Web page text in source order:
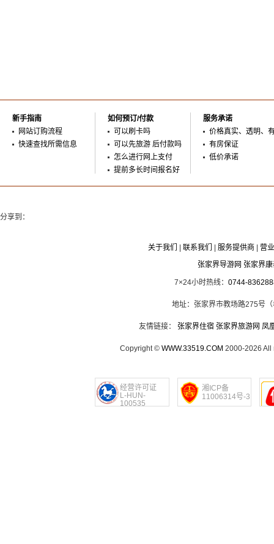
新手指南
网站订购流程
快速查找所需信息
如何预订/付款
可以刷卡吗
可以先旅游 后付款吗
怎么进行网上支付
提前多长时间报名好
服务承诺
价格真实、透明、
有房保证
低价承诺
分享到：
关于我们 联系我们 服务提供商
营
张家界导游网 张家界
7×24小时热线： 0744-
地址：张家界市教场路275号
友情链接： 张家界住宿 张家界旅游网 凤
Copyright © WWW.33519.COM 2000-2026 All
经营许可证
L-HUN-
100535
湘ICP备
11006314号-3